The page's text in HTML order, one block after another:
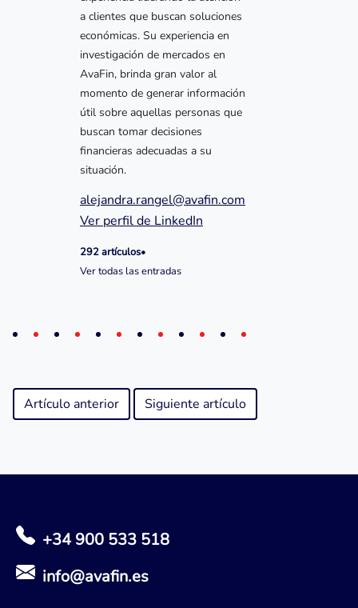
a clientes que buscan soluciones
económicas. Su experiencia en
investigación de mercados en
AvaFin, brinda gran valor al
momento de generar información
útil sobre aquellas personas que
buscan tomar decisiones
financieras adecuadas a su
situación.
alejandra.rangel@avafin.com
Ver perfil de LinkedIn
292 artículos•
Ver todas las entradas
Artículo anterior Siguiente artículo
+34 900 533 518
info@avafin.es